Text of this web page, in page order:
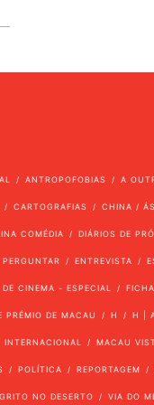
ANTROPOFOBIAS A
CARTOGRAFIAS CHINA /
COMÉDIA DIÁRIOS DE
ENTREVISTA
CINEMA - ESPECIAL
PRÉMIO DE MACAU H H |
INTERNACIONAL MACAU
POLÍTICA REPORTAGEM
NO DESERTO VIA DO